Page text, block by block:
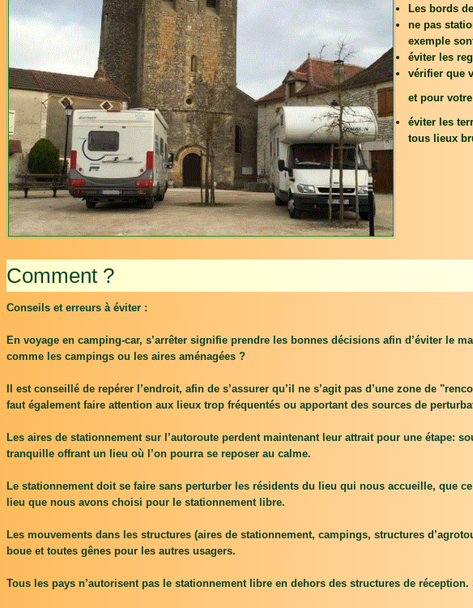
Les bords
ne pas
exemple
éviter les
vérifier que
et pour
éviter les
tous lieux
Comment ?
Conseils et erreurs à éviter :
En voyage en camping-car, s’arrêter signifie prendre les bonnes décisions afin d’éviter le
comme les campings ou les aires aménagées ?
Il est conseillé de repérer l’endroit, afin de s’assurer qu’il ne s’agit pas d’une zone de
faut également faire attention aux lieux trop fréquentés ou apportant des sources de
Les aires de stationnement sur l’autoroute perdent maintenant leur attrait pour une étape:
tranquille offrant un lieu où l’on pourra se reposer au calme.
Le stationnement doit se faire sans perturber les résidents du lieu qui nous accueille, que
lieu que nous avons choisi pour le stationnement libre.
Les mouvements dans les structures (aires de stationnement, campings, structures
boue et toutes gênes pour les autres usagers.
Tous les pays n’autorisent pas le stationnement libre en dehors des structures de